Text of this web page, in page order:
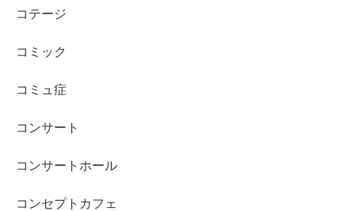
コテージ
コミック
コミュ症
コンサート
コンサートホール
コンセプトカフェ